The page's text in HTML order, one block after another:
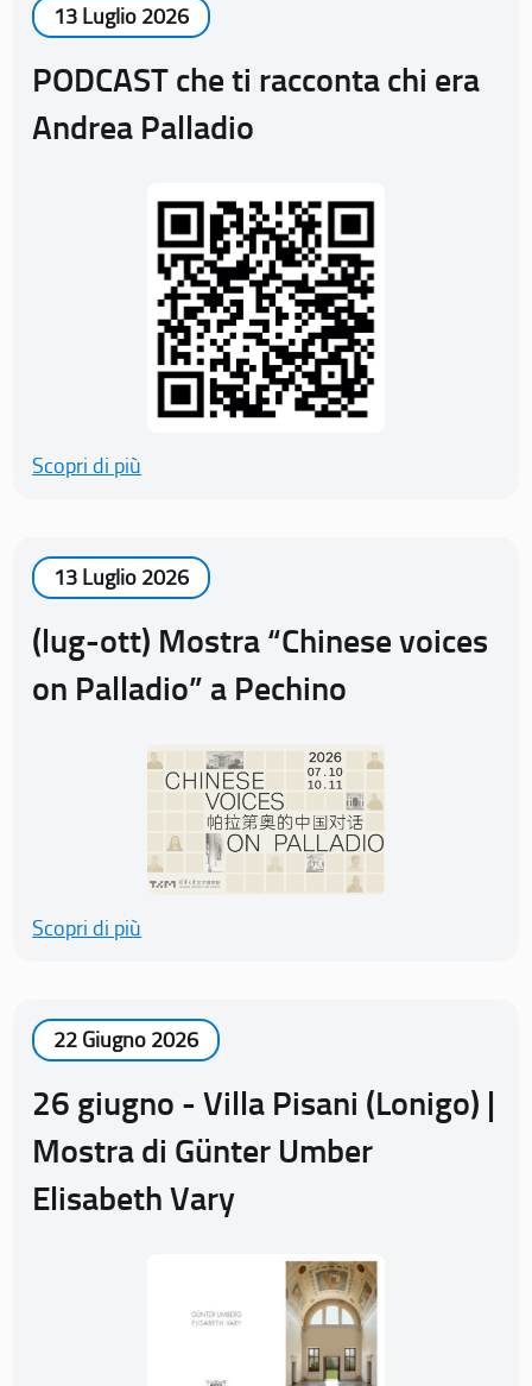
13 Luglio 2026
PODCAST che ti racconta chi era
Andrea Palladio
Scopri di più
13 Luglio 2026
(lug-ott) Mostra “Chinese voices
on Palladio” a Pechino
Scopri di più
22 Giugno 2026
26 giugno - Villa Pisani (Lonigo) |
Mostra di Günter Umber
Elisabeth Vary